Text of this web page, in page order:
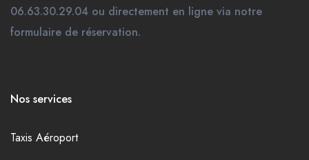
06.63.30.29.04 ou directement en ligne via notre
formulaire de réservation.
Nos services
Taxis Aéroport